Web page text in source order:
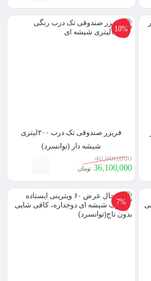
10%
فریزر صندوقی تک درب ۲۰۰لیتری
شیشه دار (توانسرد)
40,000,000
36,100,000 تومان
7%